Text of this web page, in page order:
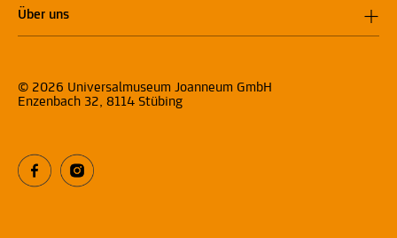
Über uns
© 2026 Universalmuseum Joanneum GmbH
Enzenbach 32, 8114 Stübing